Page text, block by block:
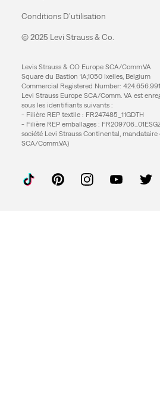
Conditions D’utilisation
© 2025 Levi Strauss & Co.
Levis Strauss & CO Europe SCA/Comm.VA
Square du Bastion 1A,1050 Ixelles, Belgium
Commercial Registered Number: 424.656.991
Levi Strauss Europe SCA/Comm. VA est
sous les identifiants suivants :
- Filière REP textile : FR247485_11GDTH
- Filière REP emballages :
société Levi Strauss Continental, mandataire
SCA/Comm.VA)